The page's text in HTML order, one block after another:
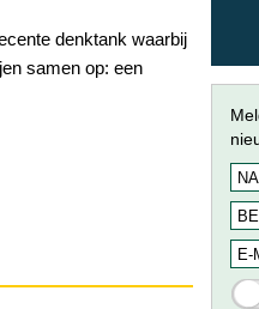
denktank waarbij
samen op: een